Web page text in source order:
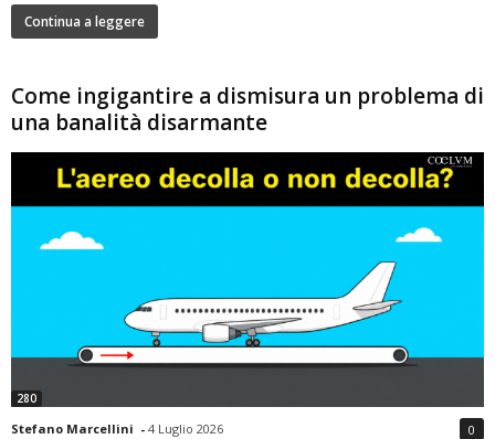
Continua a leggere
Come ingigantire a dismisura un problema di
una banalità disarmante
280
Stefano Marcellini - 4 Luglio 2026 0